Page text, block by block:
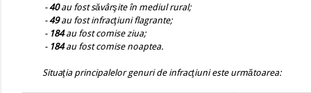
-40au fost săvârşite în mediul rural;
-49au fost infracţiuni flagrante;
-184au fost comise ziua;
-184au fost comise noaptea.
Situaţia principalelor genuri de infracţiuni este următoarea: